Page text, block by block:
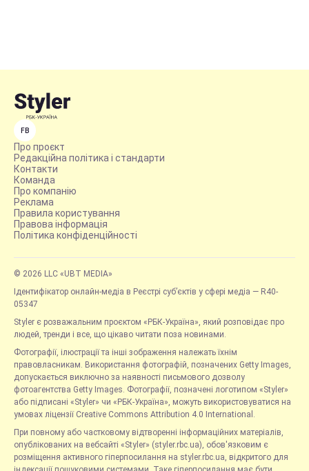
FB
Про проєкт
Редакційна політика і стандарти
Контакти
Команда
Про компанію
Реклама
Правила користування
Правова інформація
Політика конфіденційності
© 2026 LLC «UBT MEDIA»
Ідентифікатор онлайн-медіа в Реєстрі суб’єктів у сфері медіа — R40-
05347
Styler є розважальним проєктом «РБК-Україна», який розповідає про
людей, тренди і все, що цікаво читати поза новинами.
Фотографії, ілюстрації та інші зображення належать їхнім
правовласникам. Використання фотографій, позначених Getty Images,
допускається виключно за наявності письмового дозволу
фотоагентства Getty Images. Фотографії, позначені логотипом «Styler»
або підписані «Styler» чи «РБК-Україна», можуть використовуватися на
умовах ліцензії Creative Commons Attribution 4.0 International.
При повному або частковому відтворенні інформаційних матеріалів,
опублікованих на вебсайті «Styler» (styler.rbc.ua), обов'язковим є
розміщення активного гіперпосилання на styler.rbc.ua, відкритого для